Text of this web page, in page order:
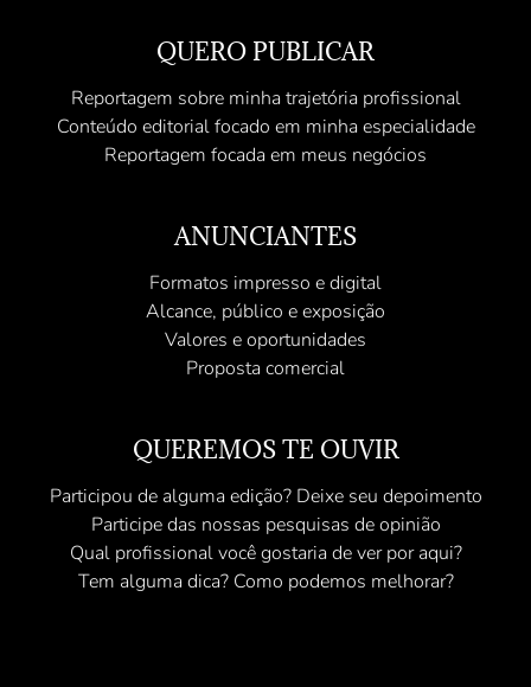
QUERO PUBLICAR
Reportagem sobre minha trajetória profissional
Conteúdo editorial focado em minha especialidade
Reportagem focada em meus negócios
ANUNCIANTES
Formatos impresso e digital
Alcance, público e exposição
Valores e oportunidades
Proposta comercial
QUEREMOS TE OUVIR
Participou de alguma edição? Deixe seu depoimento
Participe das nossas pesquisas de opinião
Qual profissional você gostaria de ver por aqui?
Tem alguma dica? Como podemos melhorar?